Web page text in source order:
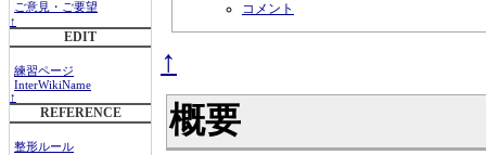
ご意見・ご要望
↑
EDIT
練習ページ
InterWikiName
↑
REFERENCE
整形ルール
コメント
↑
概要